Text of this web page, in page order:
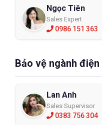
Ngọc Tiên
Sales Expert
0986 151 363
Bảo vệ ngành điện
Lan Anh
Sales Supervisor
0383 756 304